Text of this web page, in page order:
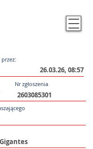
26.03.26, 08:57
Nr zgłoszenia